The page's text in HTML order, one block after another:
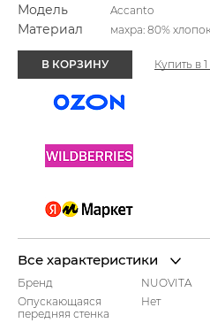
Модель Accanto
Материал махра: 80%
В КОРЗИНУ Купить в
Все характеристики
Бренд
NUOVITA
Опускающаяся
передняя стенка
Нет